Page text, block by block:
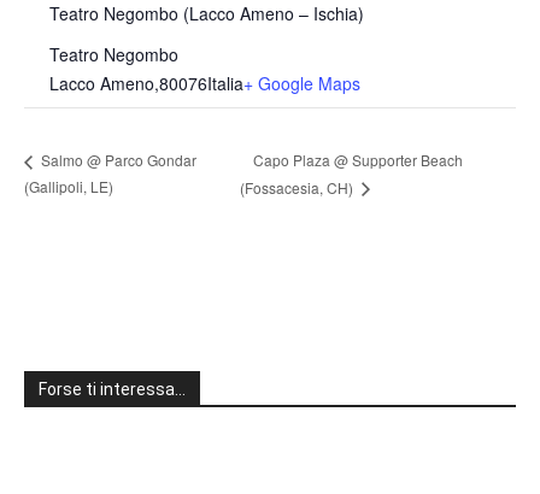
Teatro Negombo (Lacco Ameno – Ischia)
Teatro Negombo
Lacco Ameno,80076Italia+ Google Maps
Salmo @ Parco Gondar
(Gallipoli, LE)
Capo Plaza @ Supporter Beach
(Fossacesia, CH)
Forse ti interessa…